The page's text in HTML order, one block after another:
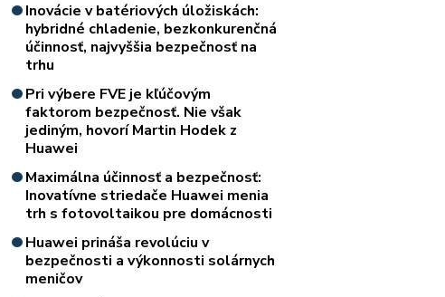
Inovácie v batériových úložiskách:
hybridné chladenie, bezkonkurenčná
účinnosť, najvyššia bezpečnosť na
trhu
Pri výbere FVE je kľúčovým
faktorom bezpečnosť. Nie však
jediným, hovorí Martin Hodek z
Huawei
Maximálna účinnosť a bezpečnosť:
Inovatívne striedače Huawei menia
trh s fotovoltaikou pre domácnosti
Huawei prináša revolúciu v
bezpečnosti a výkonnosti solárnych
meničov